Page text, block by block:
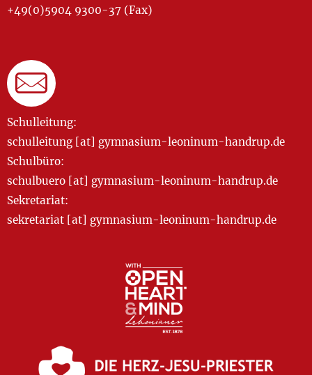
+49(0)5904 9300-37 (Fax)
Schulleitung:
schulleitung [at] gymnasium-leoninum-handrup.de
Schulbüro:
schulbuero [at] gymnasium-leoninum-handrup.de
Sekretariat:
sekretariat [at] gymnasium-leoninum-handrup.de